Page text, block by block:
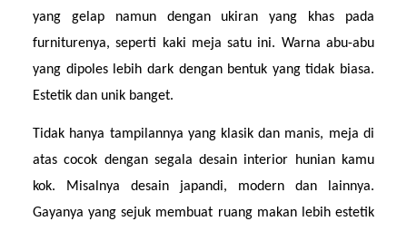
yang gelap namun dengan ukiran yang khas pada
furniturenya, seperti kaki meja satu ini. Warna abu-abu
yang dipoles lebih dark dengan bentuk yang tidak biasa.
Estetik dan unik banget.
Tidak hanya tampilannya yang klasik dan manis, meja di
atas cocok dengan segala desain interior hunian kamu
kok. Misalnya desain japandi, modern dan lainnya.
Gayanya yang sejuk membuat ruang makan lebih estetik